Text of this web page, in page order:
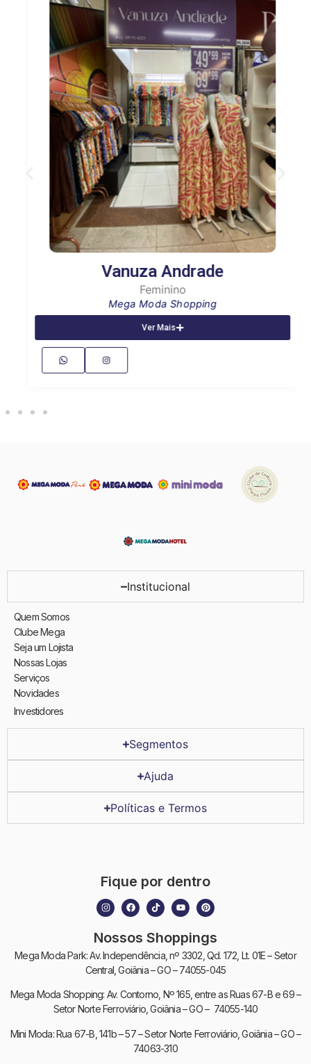
Vanuza Andrade
Feminino
Mega Moda Shopping
Ver Mais
Institucional
Quem Somos
Clube Mega
Seja um Lojista
Nossas Lojas
Serviços
Novidades
Investidores
Segmentos
Ajuda
Políticas e Termos
Fique por dentro
Nossos Shoppings
Mega Moda Park: Av. Independência, nº 3302, Qd. 172, Lt. 01E – Setor
Central, Goiânia – GO – 74055-045
Mega Moda Shopping: Av. Contorno, Nº 165, entre as Ruas 67-B e 69 –
Setor Norte Ferroviário, Goiânia – GO – 74055-140
Mini Moda: Rua 67-B, 141b – 57 – Setor Norte Ferroviário, Goiânia – GO –
74063-310